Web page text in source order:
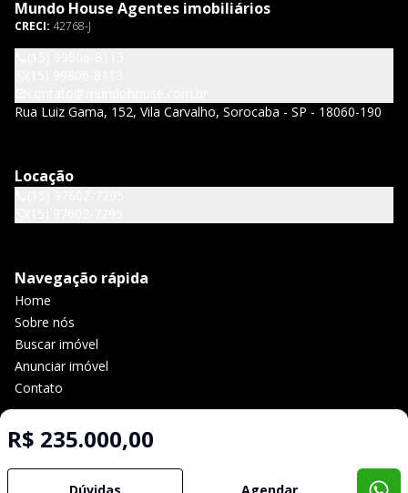
R$ 235.000,00
Mundo House Agentes imobiliários
CRECI: 42768-J
Rua Luiz Gama, 152, Vila Carvalho, Sorocaba - SP - 18060-190
Locação
Navegação rápida
Home
Sobre nós
Buscar imóvel
Anunciar imóvel
Contato
Selo de Tecnologia Loft